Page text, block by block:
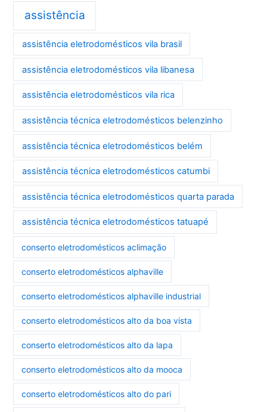
assistência
assistência eletrodomésticos vila brasil
assistência eletrodomésticos vila libanesa
assistência eletrodomésticos vila rica
assistência técnica eletrodomésticos belenzinho
assistência técnica eletrodomésticos belém
assistência técnica eletrodomésticos catumbi
assistência técnica eletrodomésticos quarta parada
assistência técnica eletrodomésticos tatuapé
conserto eletrodomésticos aclimação
conserto eletrodomésticos alphaville
conserto eletrodomésticos alphaville industrial
conserto eletrodomésticos alto da boa vista
conserto eletrodomésticos alto da lapa
conserto eletrodomésticos alto da mooca
conserto eletrodomésticos alto do pari